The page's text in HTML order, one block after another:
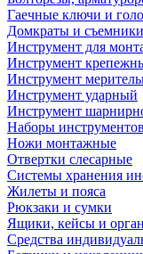
Гаечные ключи и
Домкраты и съемники
Инструмент для
Инструмент
Инструмент
Инструмент ударный
Инструмент
Наборы
Ножи монтажные
Отвертки слесарные
Системы хранения
Жилеты и пояса
Рюкзаки и сумки
Ящики, кейсы и
Средства